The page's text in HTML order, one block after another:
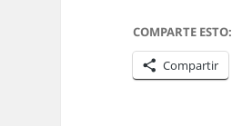
COMPARTE ESTO:
Compartir